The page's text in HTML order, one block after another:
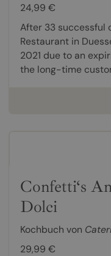
24,99 €
After 33 successful
Restaurant in
2021 due to an
the long-time
Confetti‘s
Dolci
Kochbuch von
29,99 €